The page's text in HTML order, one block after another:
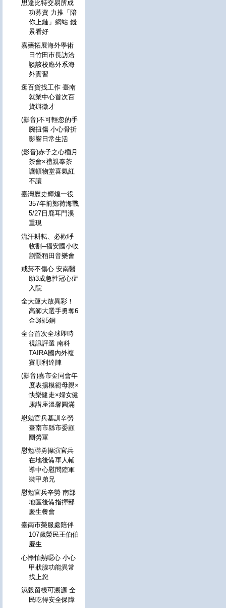
思達比特交易所成
功募資 力推「陪
你上鏈」網站 錢
景看好
嘉藥拓展海外學術
日竹田市長訪洽
談該校應外系海
外實習
逛百貨找工作 臺南
就業中心首次百
貨辦徵才
(影音)不可輕忽的手
腕扭傷 小心骨折
影響日常生活
(影音)赤子之心榴月
茶會×禮親奉茶
讓頓物堂喜氣紅
不讓
臺灣歷史輝煌一役
357年前鄭荷海戰
5/27日鹿耳門溪
重現
流汗耕耘、必歡呼
收割--福安國小收
割暨稻田音樂會
戒菸不傷心 安南醫
助3成急性冠心症
入院
全大運大放異彩！
高師大選手勇奪6
金3銀5銅
全台首次全球即時
視訊評選 南科
TAIRA國內外複
賽順利達陣
(影音)嘉市金同會年
度表揚模範母親×
快樂健走×婦女健
康講座溫馨圓滿
慰勉官兵基訓辛勞
臺南市縣市委顧
團勞軍
慰勉聯勇操演官兵
在地後備軍人輔
導中心慰問陸軍
裝甲弟兄
慰勉官兵辛勞 南部
地區後備指揮部
慶生餐會
臺南市榮服處陪伴
107歲榮民王伯伯
慶生
心悸怕熱噁心 小心
甲狀腺功能異常
找上您
濕穀留樣可溯源 全
民吃得安全保障